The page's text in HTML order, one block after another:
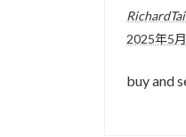
2025年5
buy and